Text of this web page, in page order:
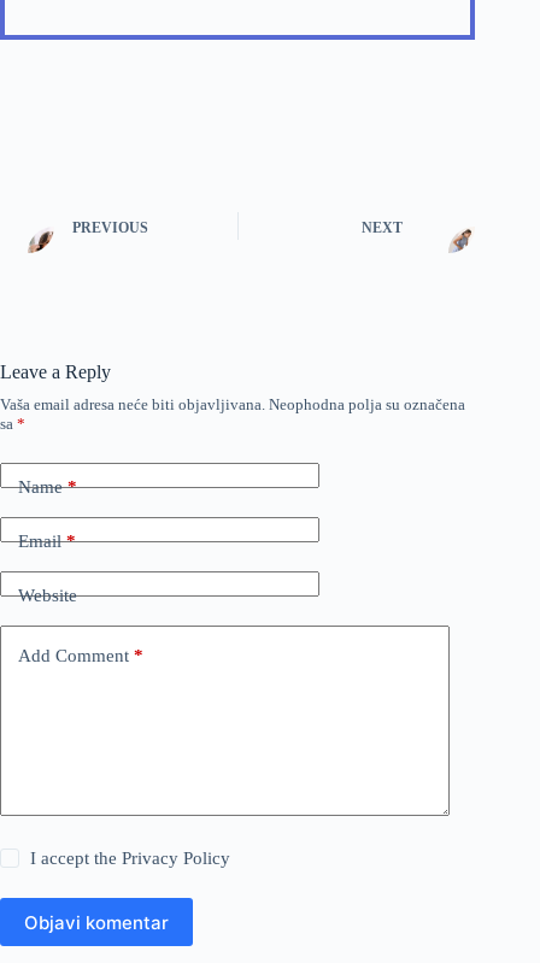
PREVIOUS NEXT
Leave a Reply
Vaša email adresa neće biti objavljivana. Neophodna polja su označena
sa *
Name*
Email*
Website
Add Comment *
I accept thePrivacy Policy
Objavi komentar